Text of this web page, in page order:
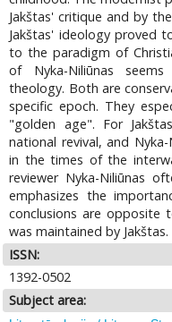
Jakštas' critique and by
Jakštas' ideology proved
to the paradigm of
of Nyka-Niliūnas
theology. Both are
specific epoch. They
"golden age". For
national revival, and
in the times of the
reviewer Nyka-Niliūnas
emphasizes the
conclusions are opposite
was maintained by Jakštas.
ISSN:
1392-0502
Subject area: